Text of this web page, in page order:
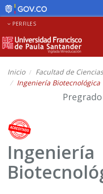
PERFILES
Inicio
Facultad de
Ingeniería Biotecnológica
Ingeniería